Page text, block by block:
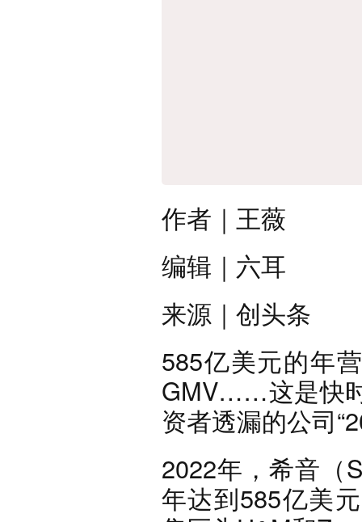
作者 ｜王薇
编辑 ｜六耳
来源 ｜创头条
585亿美元的年
GMV……这是快
资者透漏的公司
2022年，希音（
年达到585亿美